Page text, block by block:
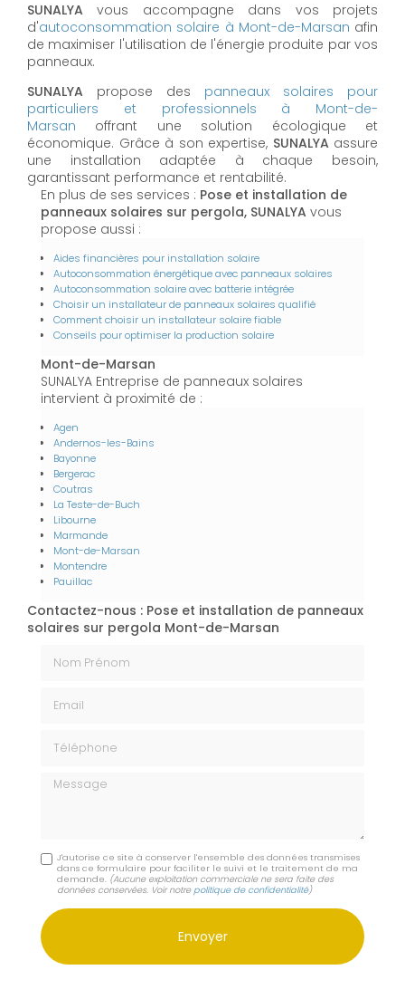
SUNALYA vous accompagne dans vos projets
d'autoconsommation solaire à Mont-de-Marsan afin
de maximiser l'utilisation de l'énergie produite par vos
panneaux.
SUNALYA propose des panneaux solaires pour
particuliers et professionnels à Mont-de-
Marsan offrant une solution écologique et
économique. Grâce à son expertise, SUNALYA assure
une installation adaptée à chaque besoin,
garantissant performance et rentabilité.
En plus de ses services : Pose et installation de
panneaux solaires sur pergola, SUNALYA vous
propose aussi :
Aides financières pour installation solaire
Autoconsommation énergétique avec panneaux solaires
Autoconsommation solaire avec batterie intégrée
Choisir un installateur de panneaux solaires qualifié
Comment choisir un installateur solaire fiable
Conseils pour optimiser la production solaire
Mont-de-Marsan
SUNALYA Entreprise de panneaux solaires
intervient à proximité de :
Agen
Andernos-les-Bains
Bayonne
Bergerac
Coutras
La Teste-de-Buch
Libourne
Marmande
Mont-de-Marsan
Montendre
Pauillac
Contactez-nous : Pose et installation de panneaux
solaires sur pergola Mont-de-Marsan
Message
J'autorise ce site à conserver l'ensemble des données transmises
dans ce formulaire pour faciliter le suivi et le traitement de ma
demande. (Aucune exploitation commerciale ne sera faite des
données conservées. Voir notre politique de confidentialité)